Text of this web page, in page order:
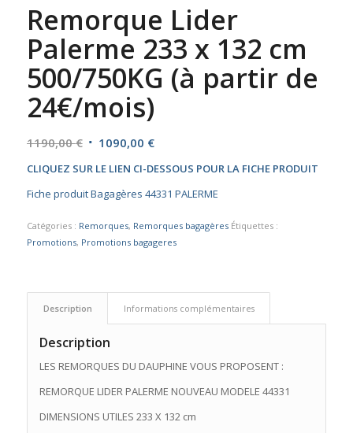
Remorque Lider
Palerme 233 x 132 cm
500/750KG (à partir de
24€/mois)
1190,00€ Le
était :
1090,00 €Le
est :
CLIQUEZ SUR LE LIEN CI-DESSOUS POUR LA FICHE PRODUIT
Fiche produit Bagagères 44331 PALERME
Catégories : Remorques, Remorques bagagères Étiquettes :
Promotions, Promotions bagageres
Description Informations complémentaires
Description
LES REMORQUES DU DAUPHINE VOUS PROPOSENT :
REMORQUE LIDER PALERME NOUVEAU MODELE 44331
DIMENSIONS UTILES 233 X 132 cm